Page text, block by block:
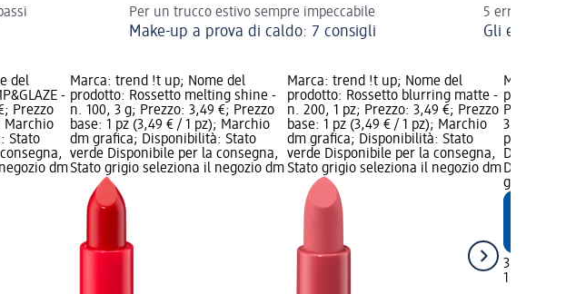
Per un trucco estivo sempre impeccabile
Make-up a prova di caldo: 7 consigli
5 errori e 5
Gli errori
del
-
Prezzo
Marchio
Stato
dm
Marca: trend !t up; Nome del
prodotto: Rossetto melting shine -
n. 100, 3 g; Prezzo: 3,49 €; Prezzo
base: 1 pz (3,49 € / 1 pz); Marchio
dm grafica; Disponibilità: Stato
verde Disponibile per la consegna,
Stato grigio seleziona il negozio dm
Marca: trend !t up; Nome del
prodotto: Rossetto blurring matte -
n. 200, 1 pz; Prezzo: 3,49 €; Prezzo
base: 1 pz (3,49 € / 1 pz); Marchio
dm grafica; Disponibilità: Stato
verde Disponibile per la consegna,
Stato grigio seleziona il negozio dm
Marca:
prodotto:
Perfect
3,99 €;
pz);
Disponibile
grigio
3,99 €
1 pz (3,99 €